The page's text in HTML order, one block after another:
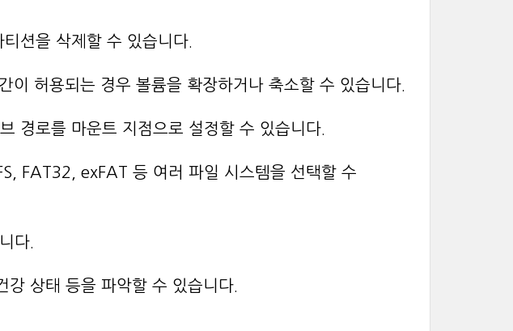
션을 삭제할 수 있습니다.
허용되는 경우 볼륨을 확장하거나 축소할 수 있습니다.
경로를 마운트 지점으로 설정할 수 있습니다.
FAT32, exFAT 등 여러 파일 시스템을 선택할 수
다.
상태 등을 파악할 수 있습니다.